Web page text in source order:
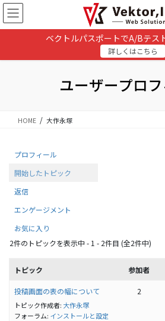
コ
ン
テ
ナ
ビ
ゲ
ベクトルパスポートでA/Bテス
詳しくはこちら
ユーザープロ
HOME 大作永塚
プロフィール
開始したトピック
返信
エンゲージメント
お気に入り
2件のトピックを表示中 - 1 - 2件目 (全2件中)
トピック 参加者
投稿画面の表の幅について
トピック作成者: 大作永塚
フォーラム: インストールと設定
2